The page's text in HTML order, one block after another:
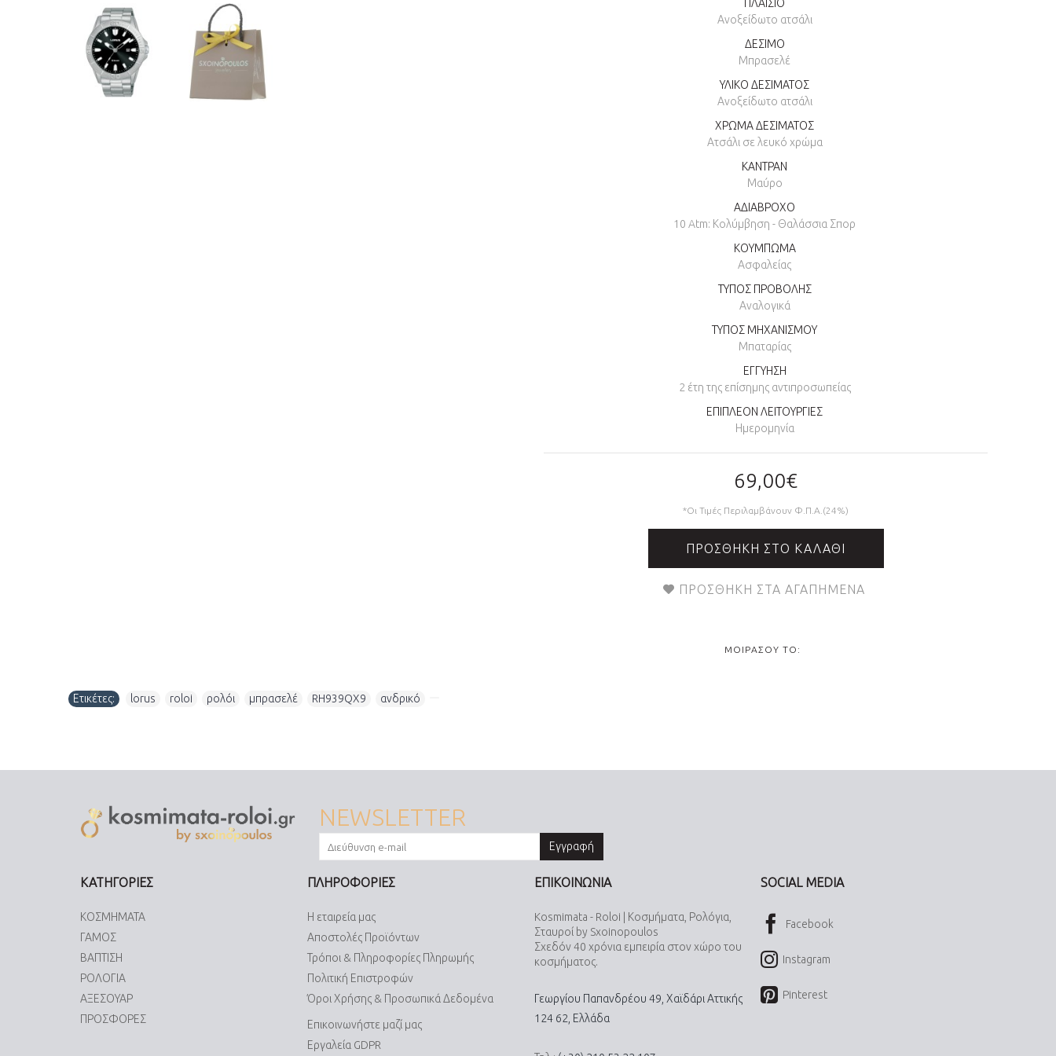
ΠΛΑΙΣΙΟ
Ανοξείδωτο ατσάλι
ΔΕΣΙΜΟ
Μπρασελέ
ΥΛΙΚΟ ΔΕΣΙΜΑΤΟΣ
Ανοξείδωτο ατσάλι
ΧΡΩΜΑ ΔΕΣΙΜΑΤΟΣ
Ατσάλι σε λευκό χρώμα
ΚΑΝΤΡΑΝ
Μαύρο
ΑΔΙΑΒΡΟΧΟ
10 Atm: Κολύμβηση - Θαλάσσια Σπορ
ΚΟΥΜΠΩΜΑ
Ασφαλείας
ΤΥΠΟΣ ΠΡΟΒΟΛΗΣ
Αναλογικά
ΤΥΠΟΣ ΜΗΧΑΝΙΣΜΟΥ
Μπαταρίας
ΕΓΓΥΗΣΗ
2 έτη της επίσημης αντιπροσωπείας
ΕΠΙΠΛΕΟΝ ΛΕΙΤΟΥΡΓΙΕΣ
Ημερομηνία
69,00€
*Οι Τιμές Περιλαμβάνουν Φ.Π.Α.(24%)
ΠΡΟΣΘΉΚΗ ΣΤΟ ΚΑΛΆΘΙ
ΠΡΟΣΘΉΚΗ ΣΤΑ ΑΓΑΠΗΜΈΝΑ
ΜΟΙΡΆΣΟΥ ΤΟ:
Ετικέτες: lorus roloi ρολόι μπρασελέ RH939QX9 ανδρικό
NEWSLETTER
Εγγραφή
ΚΑΤΗΓΟΡΙΕΣ
ΚΟΣΜΗΜΑΤΑ
ΓΑΜΟΣ
ΒΑΠΤΙΣΗ
ΡΟΛΟΓΙΑ
ΑΞΕΣΟΥΑΡ
ΠΡΟΣΦΟΡΕΣ
ΠΛΗΡΟΦΟΡΙΕΣ
Η εταιρεία μας
Αποστολές Προϊόντων
Τρόποι & Πληροφορίες Πληρωμής
Πολιτική Επιστροφών
Όροι Χρήσης & Προσωπικά Δεδομένα
Επικοινωνήστε μαζί μας
Εργαλεία GDPR
ΕΠΙΚΟΙΝΩΝΙΑ
Kosmimata - Roloi | Κοσμήματα, Ρολόγια,
Σταυροί by Sxoinopoulos
Σχεδόν 40 χρόνια εμπειρία στον χώρο του
κοσμήματος.
Γεωργίου Παπανδρέου 49, Χαϊδάρι Αττικής
124 62, Ελλάδα
SOCIAL MEDIA
Facebook
Instagram
Pinterest